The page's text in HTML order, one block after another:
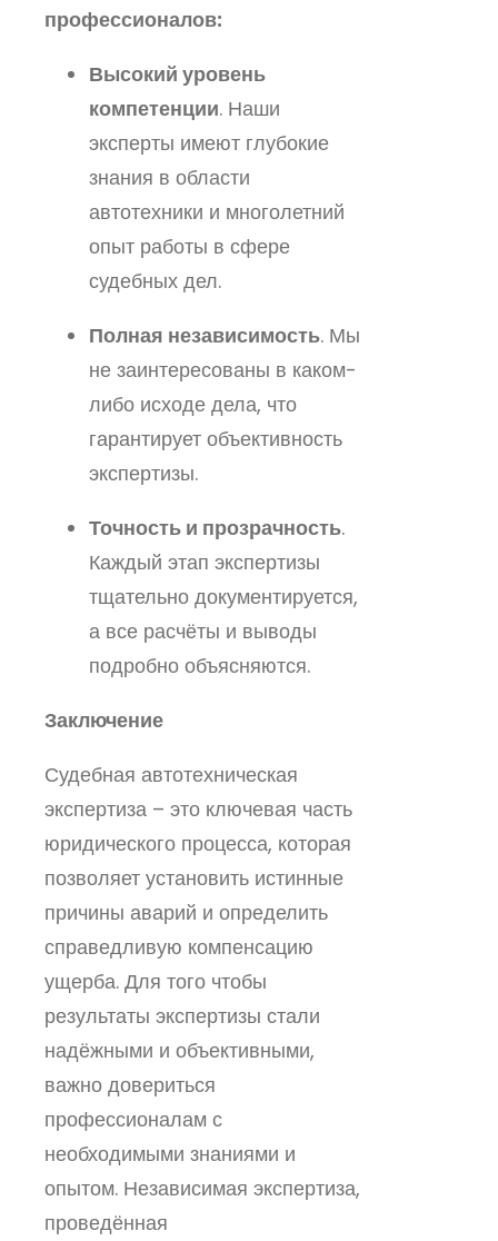
профессионалов:
Высокий уровень
компетенции. Наши
эксперты имеют глубокие
знания в области
автотехники и многолетний
опыт работы в сфере
судебных дел.
Полная независимость. Мы
не заинтересованы в каком-
либо исходе дела, что
гарантирует объективность
экспертизы.
Точность и прозрачность.
Каждый этап экспертизы
тщательно документируется,
а все расчёты и выводы
подробно объясняются.
Заключение
Судебная автотехническая
экспертиза – это ключевая часть
юридического процесса, которая
позволяет установить истинные
причины аварий и определить
справедливую компенсацию
ущерба. Для того чтобы
результаты экспертизы стали
надёжными и объективными,
важно довериться
профессионалам с
необходимыми знаниями и
опытом. Независимая экспертиза,
проведённая